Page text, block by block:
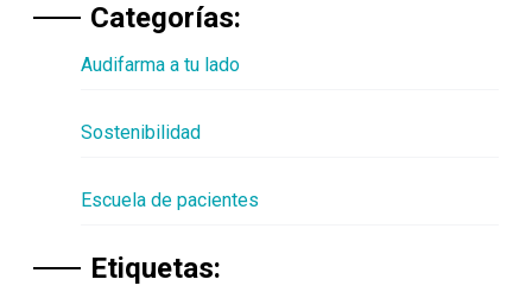
Categorías:
Audifarma a tu lado
Sostenibilidad
Escuela de pacientes
Etiquetas: